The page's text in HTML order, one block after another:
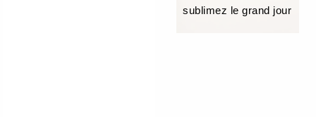
sublimez le grand jour